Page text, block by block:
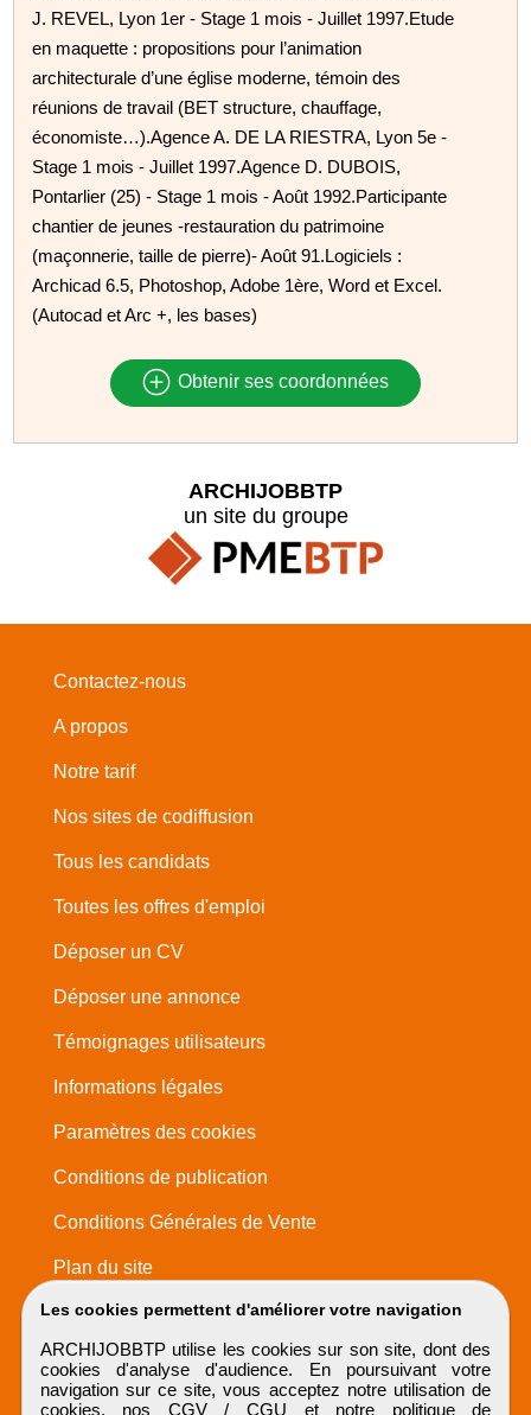
J. REVEL, Lyon 1er - Stage 1 mois - Juillet 1997.Etude
en maquette : propositions pour l’animation
architecturale d’une église moderne, témoin des
réunions de travail (BET structure, chauffage,
économiste…).Agence A. DE LA RIESTRA, Lyon 5e -
Stage 1 mois - Juillet 1997.Agence D. DUBOIS,
Pontarlier (25) - Stage 1 mois - Août 1992.Participante
chantier de jeunes -restauration du patrimoine
(maçonnerie, taille de pierre)- Août 91.Logiciels :
Archicad 6.5, Photoshop, Adobe 1ère, Word et Excel.
(Autocad et Arc +, les bases)
Obtenir ses coordonnées
Les cookies permettent d'améliorer votre navigation
ARCHIJOBBTP utilise les cookies sur son site, dont des
cookies d'analyse d'audience. En poursuivant votre
navigation sur ce site, vous acceptez notre utilisation de
cookies, nos CGV / CGU et notre politique de
ARCHIJOBBTP
un site du groupe
Contactez-nous
A propos
Notre tarif
Nos sites de codiffusion
Tous les candidats
Toutes les offres d'emploi
Déposer un CV
Déposer une annonce
Témoignages utilisateurs
Informations légales
Paramètres des cookies
Conditions de publication
Conditions Générales de Vente
Plan du site